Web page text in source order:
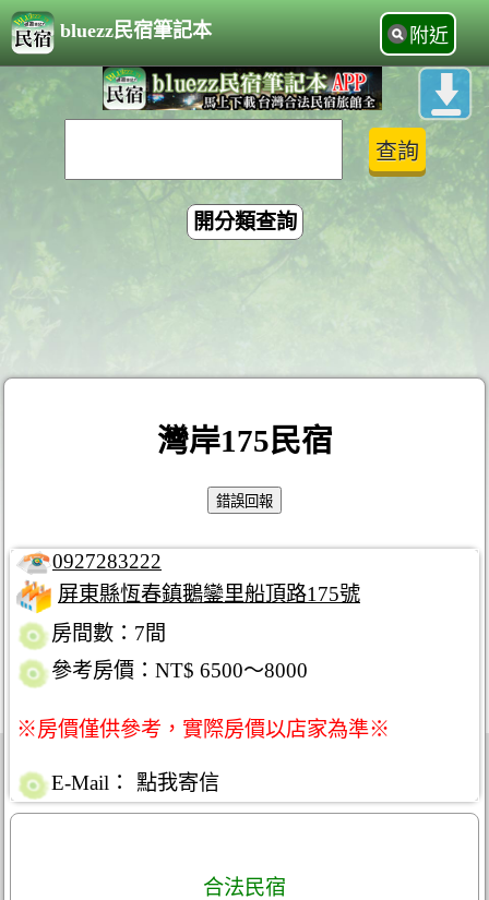
bluezz民宿筆記本 附近
開分類查詢
灣岸175民宿
0927283222
屏東縣恆春鎮鵝鑾里船頂路175號
房間數：7間
參考房價：NT$ 6500～8000
※房價僅供參考，實際房價以店家為準※
E-Mail： 點我寄信
合法民宿